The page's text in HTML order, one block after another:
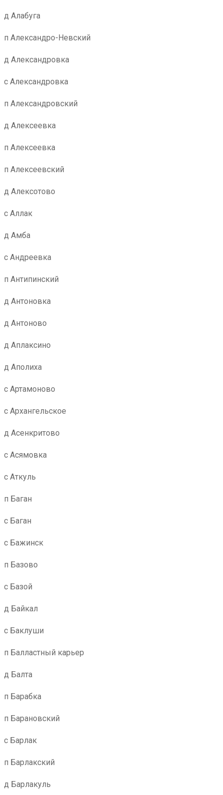
д Алабуга
п Александро-Невский
д Александровка
с Александровка
п Александровский
д Алексеевка
п Алексеевка
п Алексеевский
д Алексотово
с Аллак
д Амба
с Андреевка
п Антипинский
д Антоновка
д Антоново
д Аплаксино
д Аполиха
с Артамоново
с Архангельское
д Асенкритово
с Асямовка
с Аткуль
п Баган
с Баган
с Бажинск
п Базово
с Базой
д Байкал
с Баклуши
п Балластный карьер
д Балта
п Барабка
п Барановский
с Барлак
п Барлакский
д Барлакуль